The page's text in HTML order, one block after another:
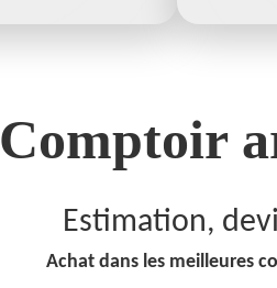
Comptoir
Estimation,
Achat dans les meilleures